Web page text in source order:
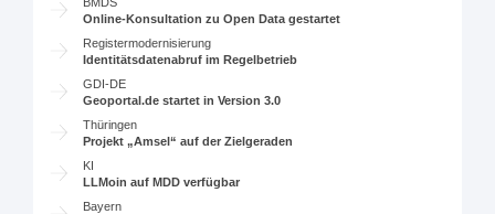
Online-Konsultation zu Open Data gestartet
Registermodernisierung
Identitätsdatenabruf im Regelbetrieb
GDI-DE
Geoportal.de startet in Version 3.0
Thüringen
Projekt „Amsel“ auf der Zielgeraden
KI
LLMoin auf MDD verfügbar
Bayern